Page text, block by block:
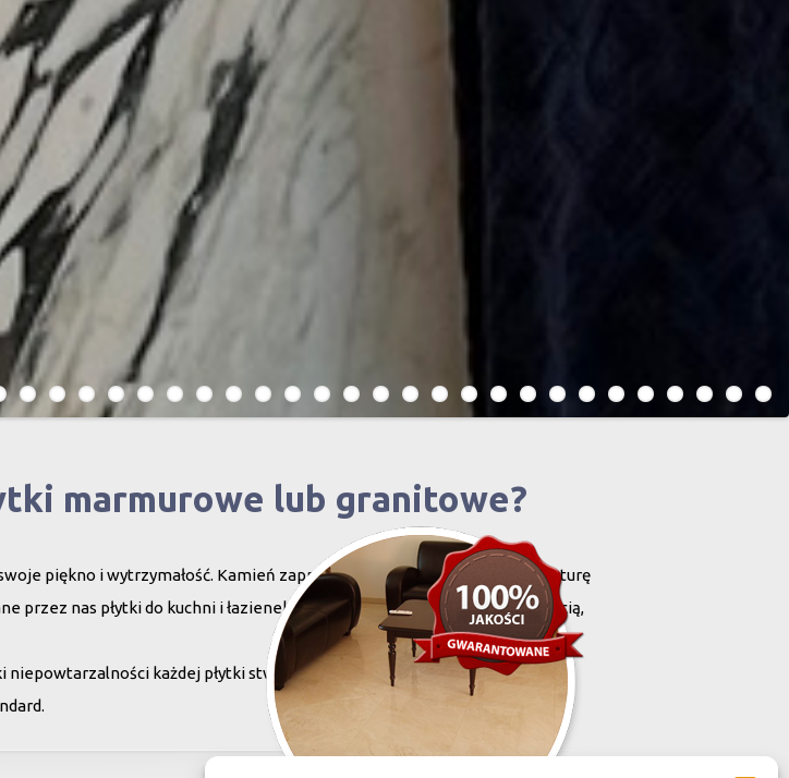
marmurowe lub granitowe?
piękno i wytrzymałość. Kamień zaprojektowany i stworzony przez naturę
przez nas płytki do kuchni i łazienek charakteryzują się niewielką grubością,
każdej płytki stworzona przez Was przestrzeń,